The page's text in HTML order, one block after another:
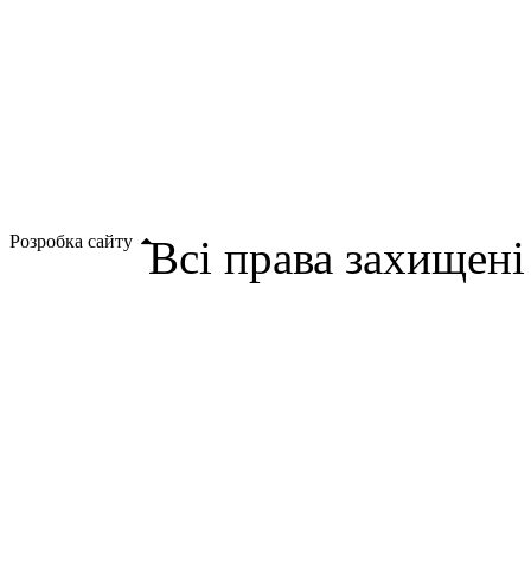
Розробка сайту Всі права